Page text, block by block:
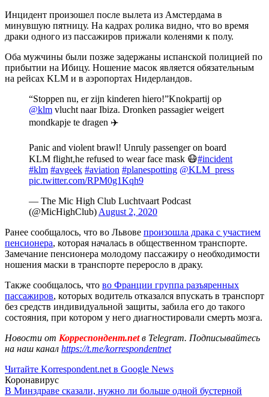
Инцидент произошел после вылета из Амстердама в
минувшую пятницу. На кадрах ролика видно, что во время
драки одного из пассажиров прижали коленями к полу.
Оба мужчины были позже задержаны испанской полицией по
прибытии на Ибицу. Ношение масок является обязательным
на рейсах KLM и в аэропортах Нидерландов.
“Stoppen nu, er zijn kinderen hiero!”Knokpartij op
@klm vlucht naar Ibiza. Dronken passagier weigert
mondkapje te dragen ✈️
Panic and violent brawl! Unruly passenger on board
KLM flight,he refused to wear face mask 😷#incident
#klm #avgeek #aviation #planespotting @KLM_press
pic.twitter.com/RPM0g1Kqh9
— The Mic High Club Luchtvaart Podcast
(@MicHighClub) August 2, 2020
Ранее сообщалось, что во Львове произошла драка с участием
пенсионера, которая началась в общественном транспорте.
Замечание пенсионера молодому пассажиру о необходимости
ношения маски в транспорте переросло в драку.
Также сообщалось, что во Франции группа разъяренных
пассажиров, которых водитель отказался впускать в транспорт
без средств индивидуальной защиты, забила его до такого
состояния, при котором у него диагностировали смерть мозга.
Новости от Корреспондент.netв Telegram. Подписывайтесь
на наш канал https://t.me/korrespondentnet
Читайте Korrespondent.net в Google News
Коронавирус
В Минздраве сказали, нужно ли больше одной бустерной